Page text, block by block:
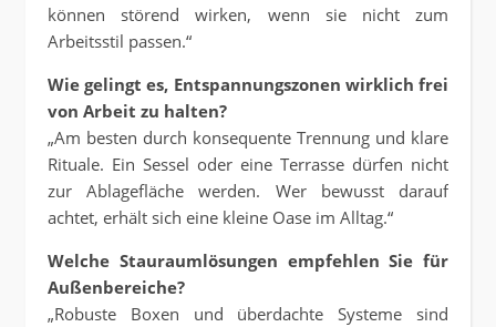
können störend wirken, wenn sie nicht zum
Arbeitsstil passen.“
Wie gelingt es, Entspannungszonen wirklich frei
von Arbeit zu halten?
„Am besten durch konsequente Trennung und klare
Rituale. Ein Sessel oder eine Terrasse dürfen nicht
zur Ablagefläche werden. Wer bewusst darauf
achtet, erhält sich eine kleine Oase im Alltag.“
Welche Stauraumlösungen empfehlen Sie für
Außenbereiche?
„Robuste Boxen und überdachte Systeme sind